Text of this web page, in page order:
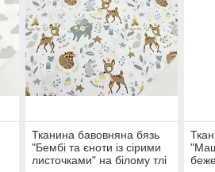
Тканина бавовняна бязь
"Бембі та єноти із сірими
листочками" на білому тлі